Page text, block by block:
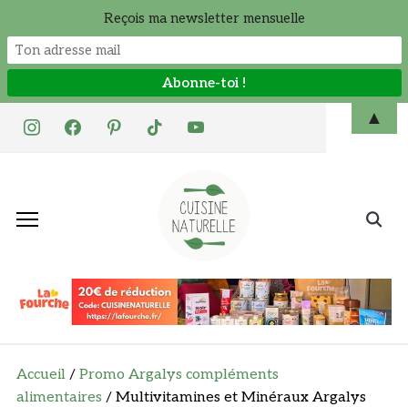
instagramfacebookpinteresttiktok youtube
Search
Accueil/ Promo Argalys compléments
alimentaires / Multivitamines et Minéraux Argalys
Reçois ma newsletter mensuelle
▲